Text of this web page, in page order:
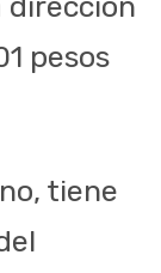
dirección
pesos
tiene